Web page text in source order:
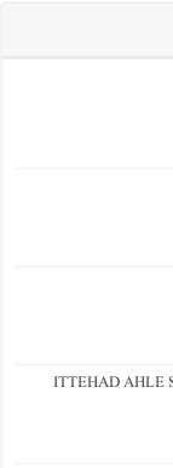
ITTEHAD AHLE